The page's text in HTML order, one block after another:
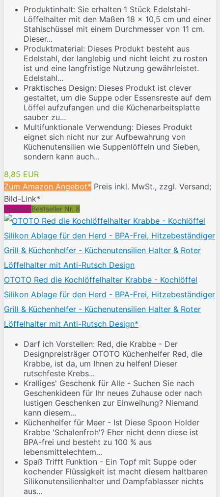
Produktinhalt: Sie erhalten 1 Stück Edelstahl-
Löffelhalter mit den Maßen 18 x 10,5 cm und einer
Stahlschüssel mit einem Durchmesser von 11 cm.
Dieser...
Produktmaterial: Dieses Produkt besteht aus
Edelstahl, der langlebig und nicht leicht zu rosten
ist und eine langfristige Nutzung gewährleistet.
Edelstahl...
Praktisches Design: Dieses Produkt ist clever
gestaltet, um die Suppe oder Essensreste auf dem
Löffel aufzufangen und die Küchenarbeitsplatte
sauber zu...
Multifunktionale Verwendung: Dieses Produkt
eignet sich nicht nur zur Aufbewahrung von
Küchenutensilien wie Suppenlöffeln und Sieben,
sondern kann auch...
8,85 EUR
Zum Amazon Angebot* Preis inkl. MwSt., zzgl. Versand;
Bild-Link*
AngebotBestseller Nr. 8
OTOTO Red die Kochlöffelhalter Krabbe - Kochlöffel
Silikon Ablage für den Herd - BPA-Frei, Hitzebeständiger
Grill & Küchenhelfer - Küchenutensilien Halter & Roter
Löffelhalter mit Anti-Rutsch Design*
Darf ich Vorstellen: Red, die Krabbe - Der
Designpreisträger OTOTO Küchenhelfer Red, die
Krabbe, ist da, um Ihnen zu helfen! Dieser
rutschfeste Krebs...
Kralliges' Geschenk für Alle - Suchen Sie nach
Geschenkideen für Ihr neues Zuhause oder nach
lustigen Geschenken zur Einweihung? Niemand
kann diesem...
Küchenhelfer für Meer - Ist Diese Spoon Holder
Krabbe 'Schalenfroh'? Eher nicht denn diese ist
BPA-frei und besteht zu 100 % aus
lebensmittelechtem...
Spaß Trifft Funktion - Ein Topf mit Suppe oder
kochender Flüssigkeit ist macht diesem haltbaren
Silikonutensilienhalter und Dampfablasser nichts
aus...